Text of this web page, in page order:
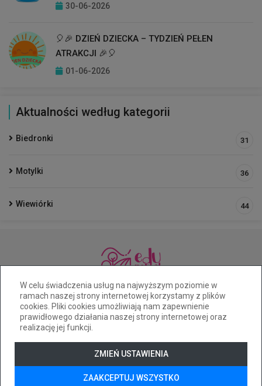
W celu świadczenia usług na najwyższym poziomie w
ramach naszej strony internetowej korzystamy z plików
cookies. Pliki cookies umożliwiają nam zapewnienie
prawidłowego działania naszej strony internetowej oraz
realizację jej funkcji.
ZMIEŃ USTAWIENIA
ZAAKCEPTUJ WSZYSTKO
30-06-2026
🎈🎉 DZIEŃ DZIECKA – TYDZIEŃ PEŁEN
ATRAKCJI 🎉🎈
01-06-2026
Aktualności według kategorii
Biedronki 31
Motylki 36
Wiewiórki 44
33 812 54 68
pm7@cuw.bielsko-biala.pl
ul. Chopina 13
Deklaracja dostępności
Tryb wysokiego kontrastu
© 2026WizjaNetWszystkie prawa zastrzeżone.